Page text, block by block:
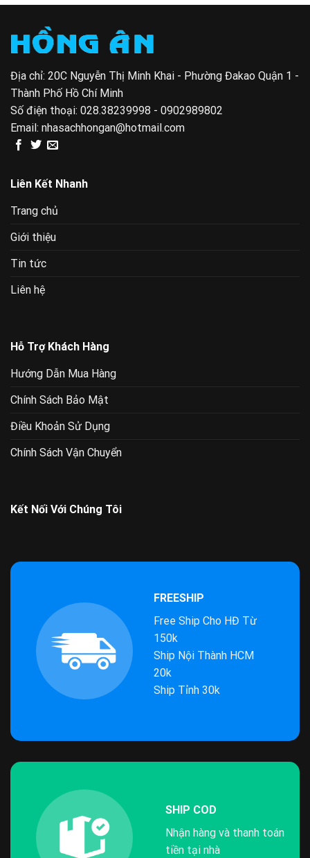
22.400 VND.
VND.
Địa chỉ: 20C Nguyễn Thị Minh Khai - Phường Đakao Quận 1 -
Thành Phố Hồ Chí Minh
Số điện thoại: 028.38239998 - 0902989802
Email: nhasachhongan@hotmail.com
Liên Kết Nhanh
Trang chủ
Giới thiệu
Tin tức
Liên hệ
Hỗ Trợ Khách Hàng
Hướng Dẫn Mua Hàng
Chính Sách Bảo Mật
Điều Khoản Sử Dụng
Chính Sách Vận Chuyển
Kết Nối Với Chúng Tôi
FREESHIP
Free Ship Cho HĐ Từ
150k
Ship Nội Thành HCM
20k
Ship Tỉnh 30k
SHIP COD
Nhận hàng và thanh toán
tiền tại nhà